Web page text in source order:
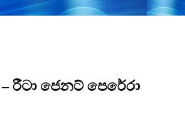
රීටා ජෙනට් පෙරේරා